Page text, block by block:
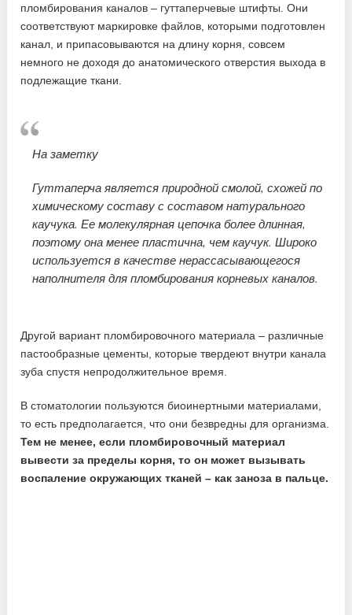
пломбирования каналов – гуттаперчевые штифты. Они
соответствуют маркировке файлов, которыми подготовлен
канал, и припасовываются на длину корня, совсем
немного не доходя до анатомического отверстия выхода в
подлежащие ткани.
На заметку
Гуттаперча является природной смолой, схожей по
химическому составу с составом натурального
каучука. Ее молекулярная цепочка более длинная,
поэтому она менее пластична, чем каучук. Широко
используется в качестве нерассасывающегося
наполнителя для пломбирования корневых каналов.
Другой вариант пломбировочного материала – различные
пастообразные цементы, которые твердеют внутри канала
зуба спустя непродолжительное время.
В стоматологии пользуются биоинертными материалами,
то есть предполагается, что они безвредны для организма.
Тем не менее, если пломбировочный материал
вывести за пределы корня, то он может вызывать
воспаление окружающих тканей – как заноза в пальце.